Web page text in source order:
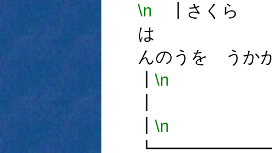
\n ┃さくら
んのうを
\n
\n